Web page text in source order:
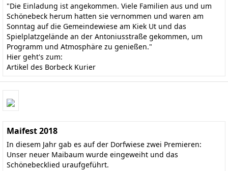
"Die Einladung ist angekommen. Viele Familien aus und um
Schönebeck herum hatten sie vernommen und waren am
Sonntag auf die Gemeindewiese am Kiek Ut und das
Spielplatzgelände an der Antoniusstraße gekommen, um
Programm und Atmosphäre zu genießen."
Hier geht's zum:
Artikel des Borbeck Kurier
Maifest 2018
In diesem Jahr gab es auf der Dorfwiese zwei Premieren:
Unser neuer Maibaum wurde eingeweiht und das
Schönebecklied uraufgeführt.